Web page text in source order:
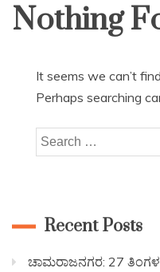
Nothing
It seems we can’t
Perhaps searching
Recent Posts
ಚಾಮರಾಜನಗರ: 27